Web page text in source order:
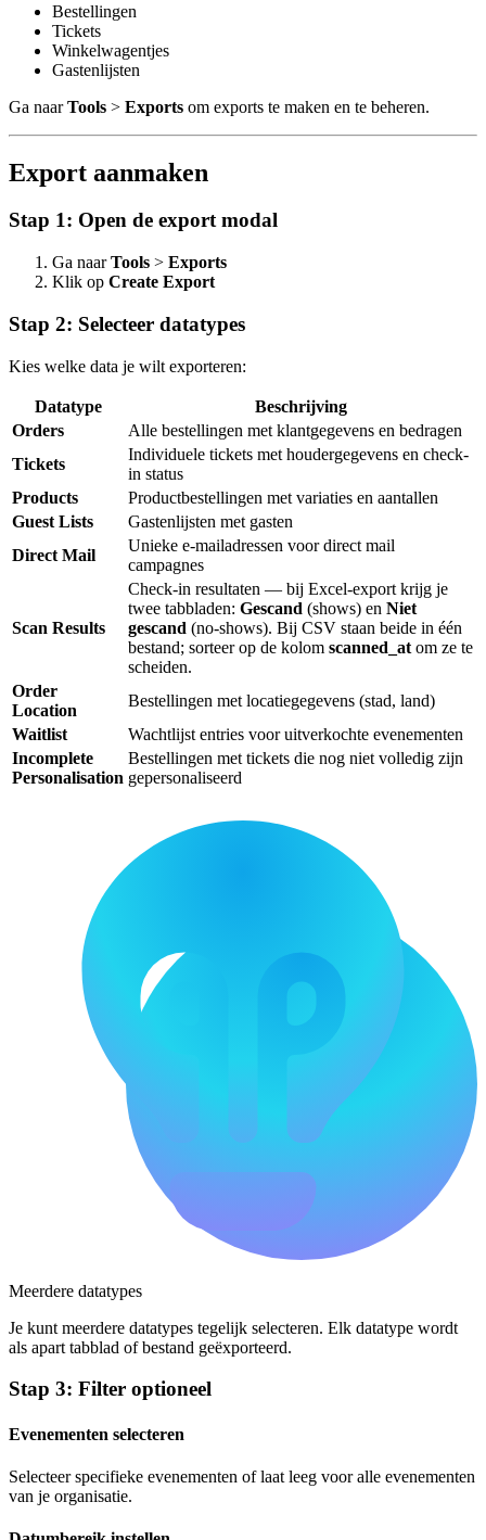
Bestellingen
Tickets
Winkelwagentjes
Gastenlijsten
Ga naarTools > Exports om exports te maken en te beheren.
Export aanmaken
Stap 1: Open de export modal
Ga naarTools > Exports
Klik op Create Export
Stap 2: Selecteer datatypes
Kies welke data je wilt exporteren:
Datatype
Beschrijving
Orders
Alle bestellingen met klantgegevens en bedragen
Tickets
Individuele tickets met houdergegevens en check-
in status
Products
Productbestellingen met variaties en aantallen
Guest Lists
Gastenlijsten met gasten
Direct Mail
Unieke e-mailadressen voor direct mail
campagnes
Scan Results
Check-in resultaten — bij Excel-export krijg je
twee tabbladen: Gescand (shows) en Niet
gescand (no-shows). Bij CSV staan beide in één
bestand; sorteer op de kolom scanned_at om ze te
scheiden.
Order
Location
Bestellingen met locatiegegevens (stad, land)
Waitlist
Wachtlijst entries voor uitverkochte evenementen
Incomplete
Personalisation
Bestellingen met tickets die nog niet volledig zijn
gepersonaliseerd
Meerdere datatypes
Je kunt meerdere datatypes tegelijk selecteren. Elk datatype wordt
als apart tabblad of bestand geëxporteerd.
Stap 3: Filter optioneel
Evenementen selecteren
Selecteer specifieke evenementen of laat leeg voor alle evenementen
van je organisatie.